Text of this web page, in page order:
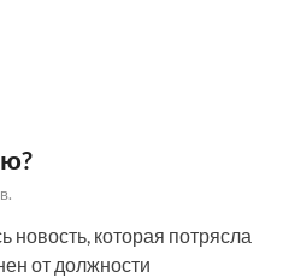
новость, которая потрясла
от должности